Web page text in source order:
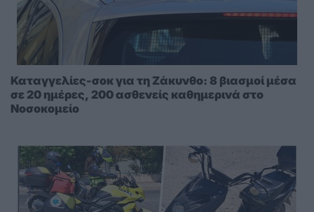
Καταγγελίες-σοκ για τη Ζάκυνθο: 8 βιασμοί μέσα
σε 20 ημέρες, 200 ασθενείς καθημερινά στο
Νοσοκομείο